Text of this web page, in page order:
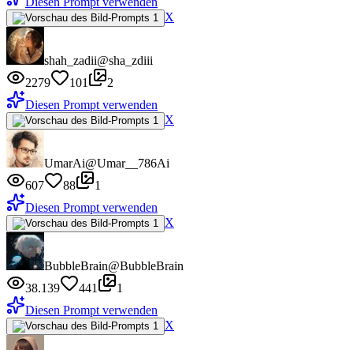
X
shah_zadii@sha_zdiii
2279
101
2
Diesen Prompt verwenden
X
UmarAi@Umar__786Ai
607
88
1
Diesen Prompt verwenden
X
BubbleBrain@BubbleBrain
38.139
441
1
Diesen Prompt verwenden
X